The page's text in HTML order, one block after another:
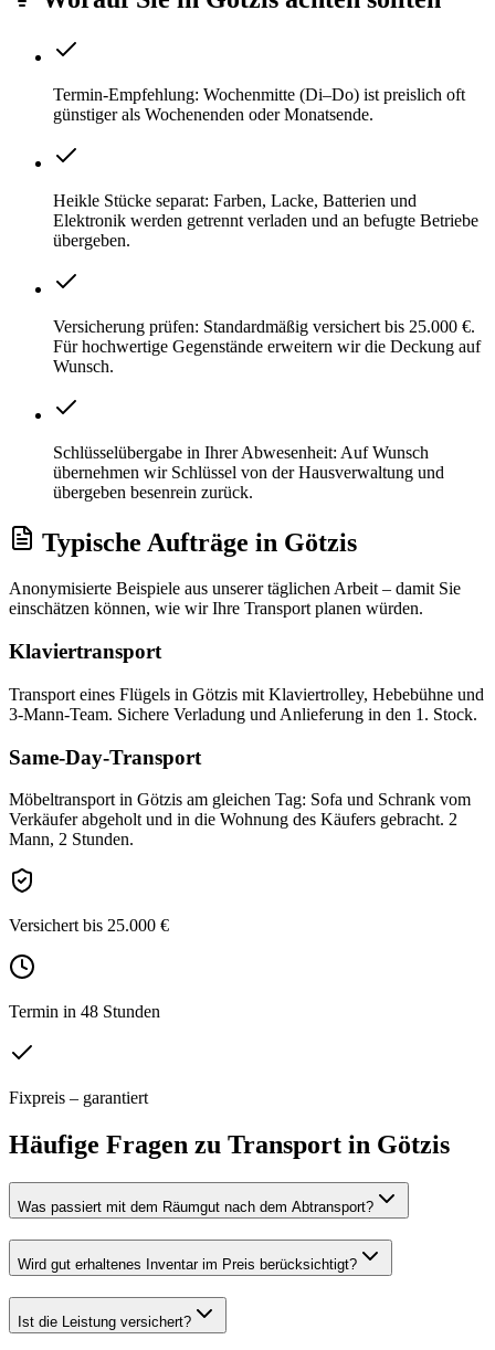
Termin-Empfehlung: Wochenmitte (Di–Do) ist preislich oft
günstiger als Wochenenden oder Monatsende.
Heikle Stücke separat: Farben, Lacke, Batterien und
Elektronik werden getrennt verladen und an befugte Betriebe
übergeben.
Versicherung prüfen: Standardmäßig versichert bis 25.000 €.
Für hochwertige Gegenstände erweitern wir die Deckung auf
Wunsch.
Schlüsselübergabe in Ihrer Abwesenheit: Auf Wunsch
übernehmen wir Schlüssel von der Hausverwaltung und
übergeben besenrein zurück.
Typische Aufträge in Götzis
Anonymisierte Beispiele aus unserer täglichen Arbeit – damit Sie
einschätzen können, wie wir Ihre Transportplanen würden.
Klaviertransport
Transport eines Flügels in Götzis mit Klaviertrolley, Hebebühne und
3-Mann-Team. Sichere Verladung und Anlieferung in den 1. Stock.
Same-Day-Transport
Möbeltransport in Götzis am gleichen Tag: Sofa und Schrank vom
Verkäufer abgeholt und in die Wohnung des Käufers gebracht. 2
Mann, 2 Stunden.
Versichert bis 25.000 €
Termin in 48 Stunden
Fixpreis – garantiert
Häufige Fragen zu Transport in Götzis
Was passiert mit dem Räumgut nach dem Abtransport?
Wird gut erhaltenes Inventar im Preis berücksichtigt?
Ist die Leistung versichert?